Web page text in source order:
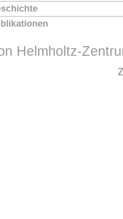
Helmholtz-